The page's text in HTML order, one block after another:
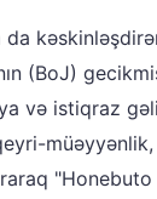
(BoJ)
və istiqraz